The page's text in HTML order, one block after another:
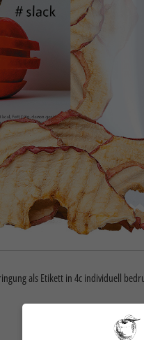
als Etikett in 4c individuell